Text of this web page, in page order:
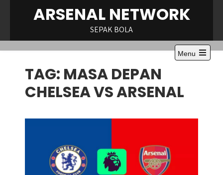
ARSENAL NETWORK
SEPAK BOLA
Menu
Open
TAG: MASA DEPAN
CHELSEA VS ARSENAL